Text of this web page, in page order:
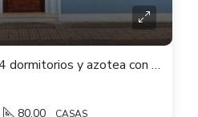
Casa en venta de 3 o 4 dormitorios y azotea con barbacoa en Atahualpa
80.00 CASAS